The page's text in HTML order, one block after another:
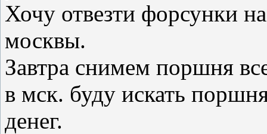
Хочу отвезти форсунки
москвы.
Завтра снимем поршня
в мск. буду искать
денег.